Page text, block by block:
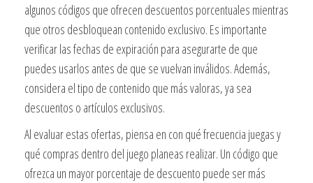
algunos códigos que ofrecen descuentos porcentuales mientras
que otros desbloquean contenido exclusivo. Es importante
verificar las fechas de expiración para asegurarte de que
puedes usarlos antes de que se vuelvan inválidos. Además,
considera el tipo de contenido que más valoras, ya sea
descuentos o artículos exclusivos.
Al evaluar estas ofertas, piensa en con qué frecuencia juegas y
qué compras dentro del juego planeas realizar. Un código que
ofrezca un mayor porcentaje de descuento puede ser más